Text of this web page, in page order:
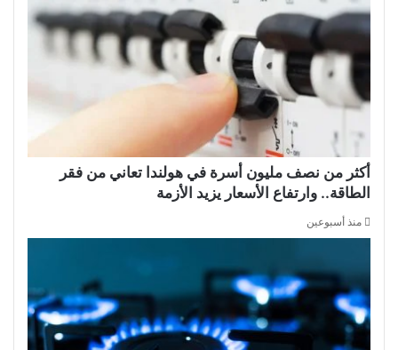
أكثر من نصف مليون أسرة في هولندا تعاني من فقر
الطاقة.. وارتفاع الأسعار يزيد الأزمة
منذ أسبوعين